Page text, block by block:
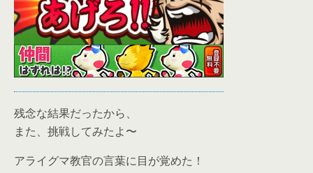
残念な結果だったから、
また、挑戦してみたよ〜
アライグマ教官の言葉に目が覚めた！